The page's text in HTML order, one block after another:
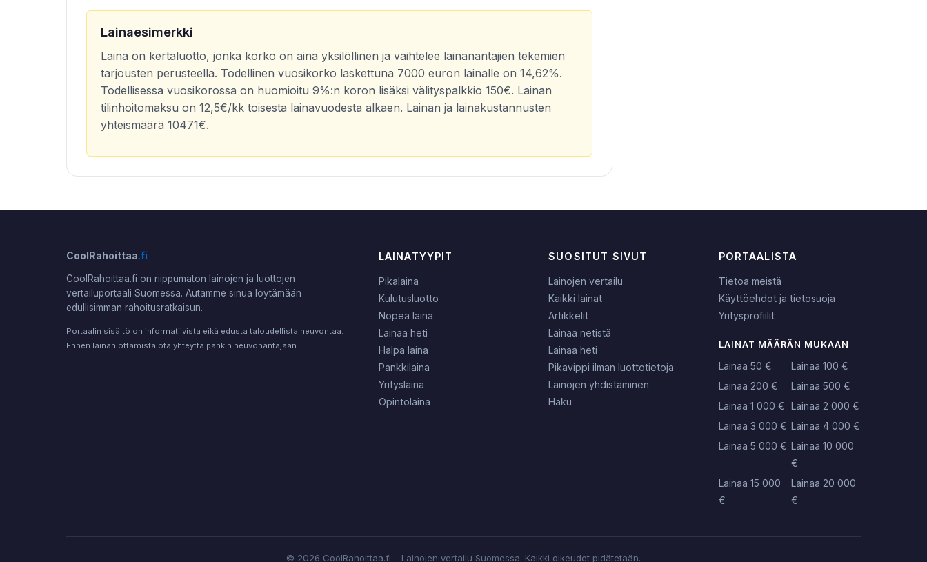
Lainaesimerkki
Laina on kertaluotto, jonka korko on aina yksilöllinen ja vaihtelee lainanantajien tekemien
tarjousten perusteella. Todellinen vuosikorko laskettuna 7000 euron lainalle on 14,62%.
Todellisessa vuosikorossa on huomioitu 9%:n koron lisäksi välityspalkkio 150€. Lainan
tilinhoitomaksu on 12,5€/kk toisesta lainavuodesta alkaen. Lainan ja lainakustannusten
yhteismäärä 10471€.
CoolRahoittaa.fi
CoolRahoittaa.fi on riippumaton lainojen ja luottojen
vertailuportaali Suomessa. Autamme sinua löytämään
edullisimman rahoitusratkaisun.
Portaalin sisältö on informatiivista eikä edusta taloudellista neuvontaa.
Ennen lainan ottamista ota yhteyttä pankin neuvonantajaan.
LAINATYYPIT
Pikalaina
Kulutusluotto
Nopea laina
Lainaa heti
Halpa laina
Pankkilaina
Yrityslaina
Opintolaina
SUOSITUT SIVUT
Lainojen vertailu
Kaikki lainat
Artikkelit
Lainaa netistä
Lainaa heti
Pikavippi ilman luottotietoja
Lainojen yhdistäminen
Haku
PORTAALISTA
Tietoa meistä
Käyttöehdot ja tietosuoja
Yritysprofiilit
LAINAT MÄÄRÄN MUKAAN
Lainaa 50 €
Lainaa 100 €
Lainaa 200 €
Lainaa 500 €
Lainaa 1 000 € Lainaa 2 000 €
Lainaa 3 000 € Lainaa 4 000 €
Lainaa 5 000 € Lainaa 10 000
€
Lainaa 15 000
€
Lainaa 20 000
€
© 2026 CoolRahoittaa.fi – Lainojen vertailu Suomessa. Kaikki oikeudet pidätetään.